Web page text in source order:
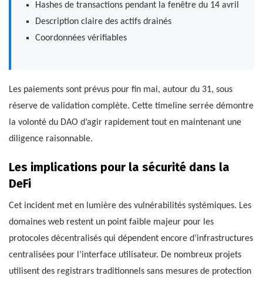
Hashes de transactions pendant la fenêtre du 14 avril
Description claire des actifs drainés
Coordonnées vérifiables
Les paiements sont prévus pour fin mai, autour du 31, sous
réserve de validation complète. Cette timeline serrée démontre
la volonté du DAO d’agir rapidement tout en maintenant une
diligence raisonnable.
Les implications pour la sécurité dans la
DeFi
Cet incident met en lumière des vulnérabilités systémiques. Les
domaines web restent un point faible majeur pour les
protocoles décentralisés qui dépendent encore d’infrastructures
centralisées pour l’interface utilisateur. De nombreux projets
utilisent des registrars traditionnels sans mesures de protection